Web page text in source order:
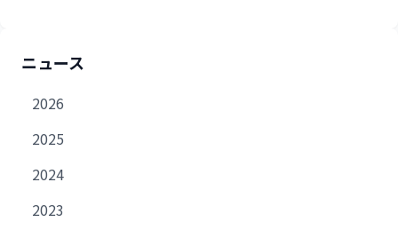
ニュース
2026
2025
2024
2023